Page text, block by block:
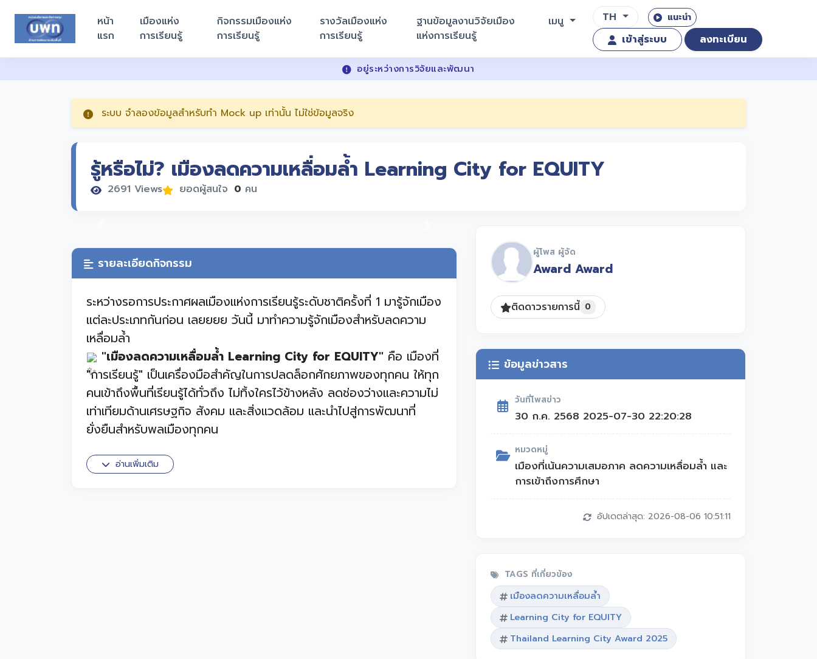
หน้า
แรก
เมืองแห่ง
การเรียนรู้
กิจกรรมเมืองแห่ง
การเรียนรู้
รางวัลเมืองแห่ง
การเรียนรู้
ฐานข้อมูลงานวิจัยเมือง
แห่งการเรียนรู้
เมนู TH แนะนำ
เข้าสู่ระบบ ลงทะเบียน
อยู่ระหว่างการวิจัยและพัฒนา
ระบบ จำลองข้อมูลสำหรับทำ Mock up เท่านั้น ไม่ใช่ข้อมูลจริง
รู้หรือไม่? เมืองลดความเหลื่อมล้ำ Learning City for EQUITY
2691 Views ยอดผู้สนใจ 0 คน
รายละเอียดกิจกรรม
ระหว่างรอการประกาศผลเมืองแห่งการเรียนรู้ระดับชาติครั้งที่ 1 มารู้จักเมือง
แต่ละประเภทกันก่อน เลยยยย วันนี้ มาทำความรู้จักเมืองสำหรับลดความ
เหลื่อมล้ำ
"เมืองลดความเหลื่อมล้ำ Learning City for EQUITY" คือ เมืองที่
"การเรียนรู้" เป็นเครื่องมือสำคัญในการปลดล็อกศักยภาพของทุกคน ให้ทุก
คนเข้าถึงพื้นที่เรียนรู้ได้ทั่วถึง ไม่ทิ้งใครไว้ข้างหลัง ลดช่องว่างและความไม่
เท่าเทียมด้านเศรษฐกิจ สังคม และสิ่งแวดล้อม และนำไปสู่การพัฒนาที่
ยั่งยืนสำหรับพลเมืองทุกคน
เมืองนี้สอดคล้องกับ SDG1, SDG4, SDG5, SDG10 และSDG11
อ่านเพิ่มเติม
ผู้โพส ผู้จัด
Award Award
ติดดาวรายการนี้ 0
ข้อมูลข่าวสาร
วันที่โพสข่าว
30 ก.ค. 2568 2025-07-30 22:20:28
หมวดหมู่
เมืองที่เน้นความเสมอภาค ลดความเหลื่อมล้ำ และ
การเข้าถึงการศึกษา
อัปเดตล่าสุด: 2026-08-06 10:51:11
TAGS ที่เกี่ยวข้อง
เมืองลดความเหลื่อมล้ำ
Learning City for EQUITY
Thailand Learning City Award 2025